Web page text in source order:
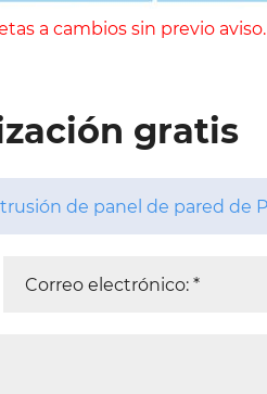
a cambios sin previo aviso.
gratis